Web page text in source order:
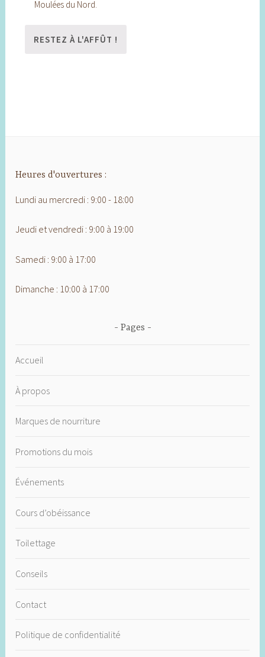
Moulées du Nord.
Heures d'ouvertures :
Lundi au mercredi : 9:00 - 18:00
Jeudi et vendredi : 9:00 à 19:00
Samedi : 9:00 à 17:00
Dimanche : 10:00 à 17:00
Pages
Accueil
À propos
Marques de nourriture
Promotions du mois
Événements
Cours d’obéissance
Toilettage
Conseils
Contact
Politique de confidentialité